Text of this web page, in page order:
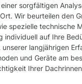
sorgfältigen
Wir beurteilen den
spezielle technische
individuell auf Ihre
langjährigen
und Geräte am
Ihrer